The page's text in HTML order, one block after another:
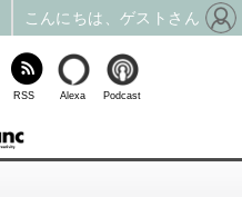
RSS Alexa Podcast
こんにちは、ゲストさん